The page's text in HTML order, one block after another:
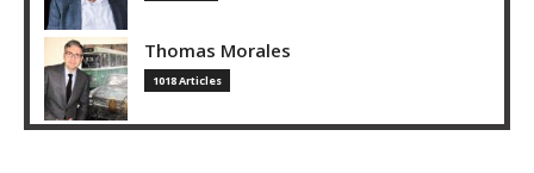
Thomas Morales
1018 Articles